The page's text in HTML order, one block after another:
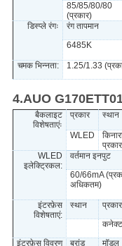
85/85/80/80
(प्रकार)
डिस्प्ले रंगः
रंग तापमान
6485K
चमक भिन्नता: 1.25/1.33
4.AUO
बैकलाइट
विशेषताएंः
प्रकार स्थान
WLED
WLED
इलेक्ट्रिकल:
वर्तमान इनपुट
60/66mA
अधिकतम)
इंटरफ़ेस
विशेषताएं:
स्थान प्रकार
इंटरफ़ेस विवरण
ब्रांड मॉडल